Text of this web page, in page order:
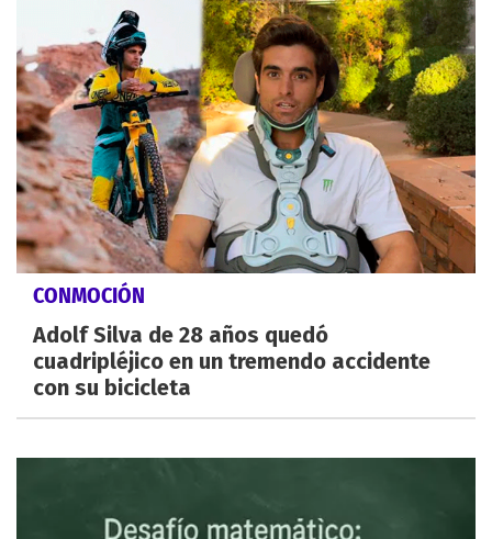
CONMOCIÓN
Adolf Silva de 28 años quedó
cuadripléjico en un tremendo accidente
con su bicicleta